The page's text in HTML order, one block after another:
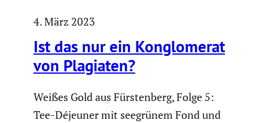
4. März 2023
Ist das nur ein Konglo­merat
von Plagiaten?
Weißes Gold aus Fürstenberg, Folge 5:
Tee-Déjeuner mit seegrünem Fond und